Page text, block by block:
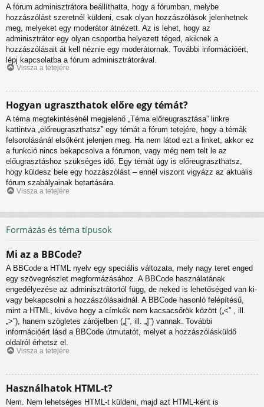
A fórum adminisztrátora beállíthatta, hogy a fórumban, melybe
hozzászólást szeretnél küldeni, csak olyan hozzászólások jelenhetnek
meg, melyeket egy moderátor átnézett. Az is lehet, hogy az
adminisztrátor egy olyan csoportba helyezett téged, akiknek a
hozzászólásait át kell néznie egy moderátornak. További információért,
lépj kapcsolatba a fórum adminisztrátorával.
Vissza a tetejére
Hogyan ugraszthatok előre egy témát?
A téma megtekintésénél megjelenő „Téma előreugrasztása” linkre
kattintva „előreugraszthatsz” egy témát a fórum tetejére, hogy a témák
felsorolásánál elsőként jelenjen meg. Ha nem látod ezt a linket, akkor ez
a funkció nincs bekapcsolva a fórumon, vagy még nem telt le az
előugrasztáshoz szükséges idő. Egy témát úgy is előreugraszthatsz,
hogy küldesz bele egy hozzászólást – ennél viszont vigyázz az aktuális
fórum szabályainak betartására.
Vissza a tetejére
Formázás és téma típusok
Mi az a BBCode?
A BBCode a HTML nyelv egy speciális változata, mely nagy teret enged
egy szövegrészlet megformázásához. A BBCode használatának
engedélyezése az adminisztrátortól függ, de neked is lehetőséged van ki-
vagy bekapcsolni a hozzászólásaidnál. A BBCode hasonló felépítésű,
mint a HTML, kivéve hogy a címkék nem kacsacsőrök között („<” , ill.
„>”), hanem szögletes zárójelben („[”, ill. „]”) vannak. További
információért lásd a BBCode útmutatót, melyet a hozzászólásküldő
oldalról érhetsz el.
Vissza a tetejére
Használhatok HTML-t?
Nem. Nem lehetséges HTML-t küldeni, majd azt HTML-ként is